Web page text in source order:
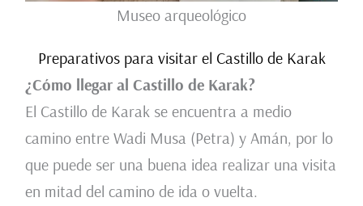
Museo arqueológico
Preparativos para visitar el Castillo de Karak
¿Cómo llegar al Castillo de Karak?
El Castillo de Karak se encuentra a medio
camino entre Wadi Musa (Petra) y Amán, por lo
que puede ser una buena idea realizar una visita
en mitad del camino de ida o vuelta.